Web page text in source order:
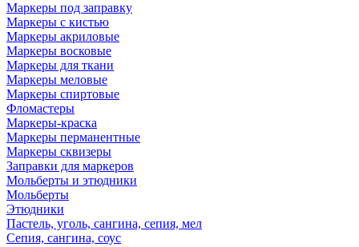
Маркеры под заправку
Маркеры с кистью
Маркеры акриловые
Маркеры восковые
Маркеры для ткани
Маркеры меловые
Маркеры спиртовые
Фломастеры
Маркеры-краска
Маркеры перманентные
Маркеры сквизеры
Заправки для маркеров
Мольберты и этюдники
Мольберты
Этюдники
Пастель, уголь, сангина, сепия, мел
Сепия, сангина, соус